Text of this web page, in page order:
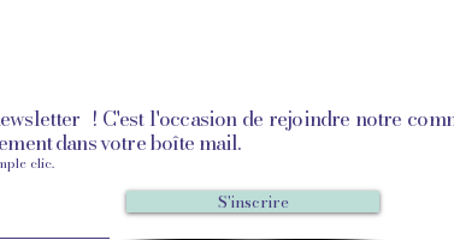
! C'est l'occasion de rejoindre notre
dans votre boîte mail.
clic.
S'inscrire